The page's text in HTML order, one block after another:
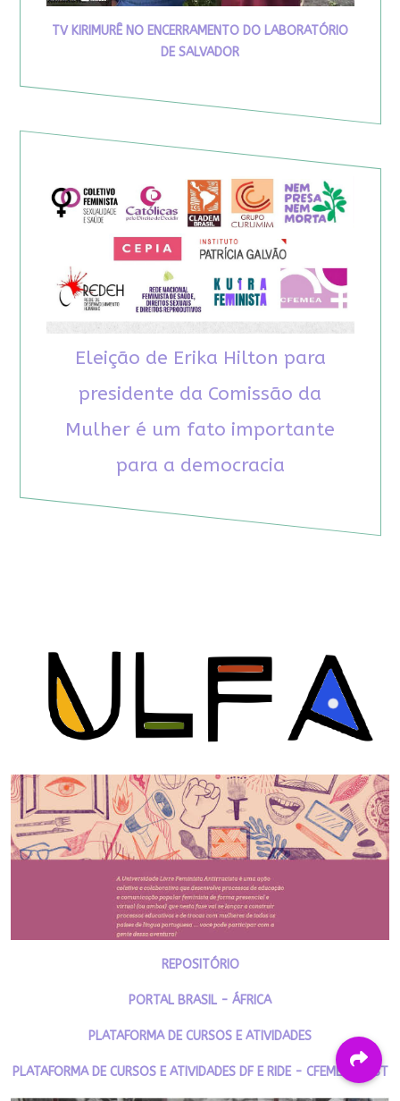
TV KIRIMURÊ NO ENCERRAMENTO DO LABORATÓRIO
DE SALVADOR
Eleição de Erika Hilton para
presidente da Comissão da
Mulher é um fato importante
para a democracia
REPOSITÓRIO
PORTAL BRASIL - ÁFRICA
PLATAFORMA DE CURSOS E ATIVIDADES
PLATAFORMA DE CURSOS E ATIVIDADES DF E RIDE - CFEMEA E MST